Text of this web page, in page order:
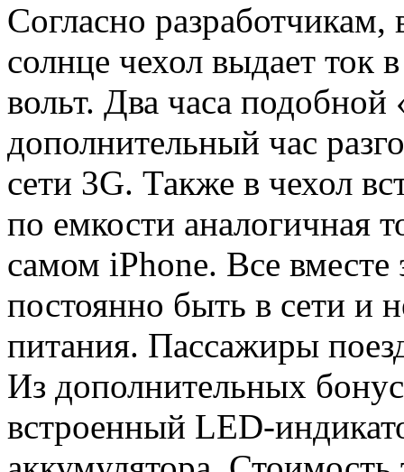
Согласно
солнце чехол выдает
вольт. Два часа подобной
дополнительный час
сети 3G. Также в чехол
по емкости аналогичная
самом iPhone. Все вместе
постоянно быть в сети и
питания. Пассажиры
Из дополнительных
встроенный LED-